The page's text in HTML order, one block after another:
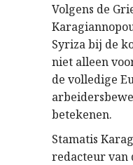
Volgens de
Syriza bij de
niet alleen
de volledige
betekenen.
Stamatis
redacteur van